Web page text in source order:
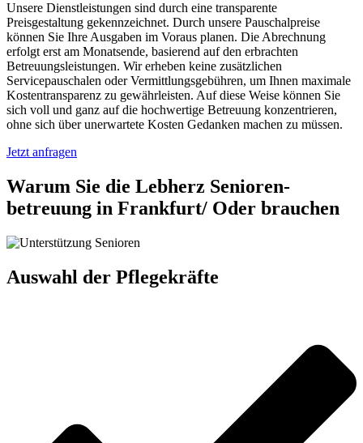
Unsere Dienstleistungen sind durch eine transparente
Preisgestaltung gekennzeichnet. Durch unsere Pauschalpreise
können Sie Ihre Ausgaben im Voraus planen. Die Abrechnung
erfolgt erst am Monatsende, basierend auf den erbrachten
Betreuungsleistungen. Wir erheben keine zusätzlichen
Servicepauschalen oder Vermittlungsgebühren, um Ihnen maximale
Kostentransparenz zu gewährleisten. Auf diese Weise können Sie
sich voll und ganz auf die hochwertige Betreuung konzentrieren,
ohne sich über unerwartete Kosten Gedanken machen zu müssen.
Jetzt anfragen
Warum Sie die Lebherz Senioren­
betreuung in Frankfurt/ Oder brauchen
Auswahl der Pflegekräfte